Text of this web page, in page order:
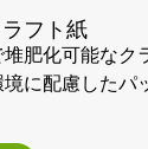
フト紙
肥化可能なク
に配慮したパ